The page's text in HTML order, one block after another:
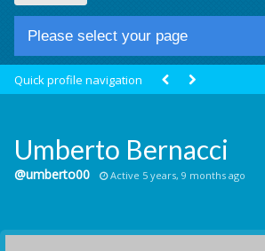
Please select your page
Groups
Communication Point
Quick profile navigation
Umberto Bernacci
@umberto00 Active 5 years, 9 months ago